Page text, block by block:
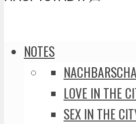
NOTES
LOVE IN THE
SEX IN THE